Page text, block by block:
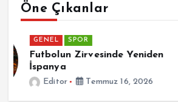
Öne Çıkanlar
GENEL
Patetik Nedir ?